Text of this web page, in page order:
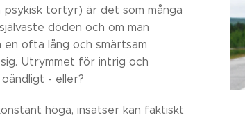
psykisk tortyr) är det som många
döden och om man
ofta lång och smärtsam
Utrymmet för intrig och
- eller?
höga, insatser kan faktiskt